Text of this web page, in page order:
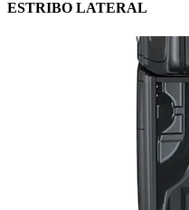
ESTRIBO LATERAL